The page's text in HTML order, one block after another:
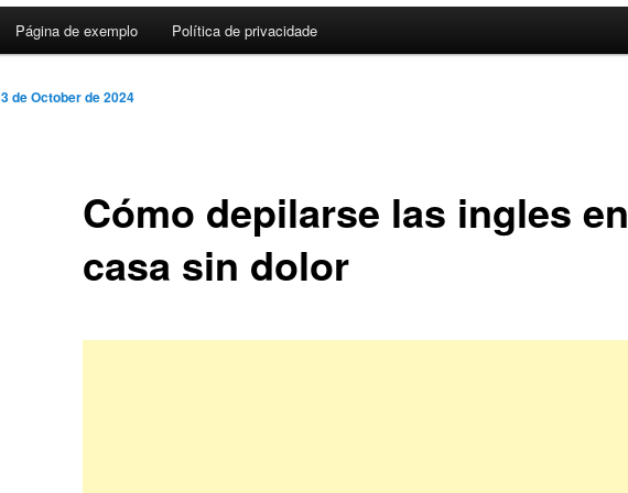
Página de exemplo Política de privacidade
Cómo depilarse las ingles en
casa sin dolor
3 de October de 2024